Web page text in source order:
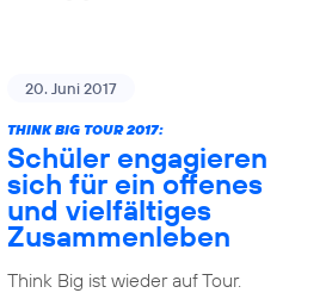
20. Juni 2017
THINK BIG TOUR 2017:
Schüler engagieren
sich für ein offenes
und vielfältiges
Zusammenleben
Think Big ist wieder auf Tour.